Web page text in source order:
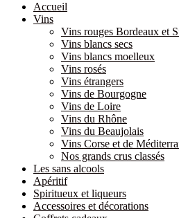
Accueil
Vins
Vins rouges Bordeaux et
Vins blancs secs
Vins blancs moelleux
Vins rosés
Vins étrangers
Vins de Bourgogne
Vins de Loire
Vins du Rhône
Vins du Beaujolais
Vins Corse et de
Nos grands crus classés
Les sans alcools
Apéritif
Spiritueux et liqueurs
Accessoires et décorations